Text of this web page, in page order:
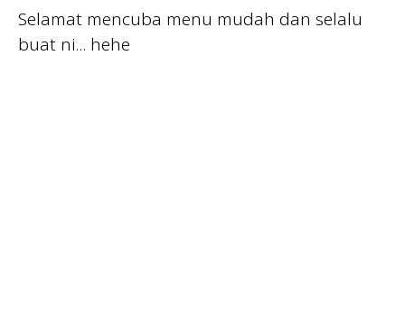
Selamat mencuba menu mudah dan selalu
buat ni... hehe